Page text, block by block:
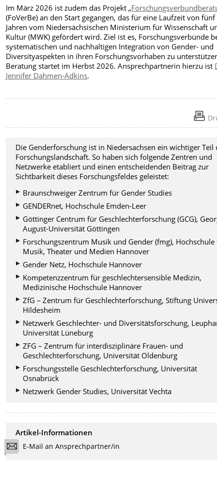
Im März 2026 ist zudem das Projekt „
(FoVerBe) an den Start gegangen, das für eine Laufzeit von fünf
Jahren vom Niedersächsischen Ministerium für Wissenschaft
Kultur (MWK) gefördert wird. Ziel ist es, Forschungsverbünde
systematischen und nachhaltigen Integration von Gender- und
Diversityaspekten in ihren Forschungsvorhaben zu
Beratung startet im Herbst 2026. Ansprechpartnerin hierzu ist
Jennifer Dahmen-Adkins.
Die Genderforschung ist in Niedersachsen ein wichtiger Teil
Forschungslandschaft. So haben sich folgende Zentren und
Netzwerke etabliert und einen entscheidenden Beitrag zur
Sichtbarkeit dieses Forschungsfeldes geleistet:
Braunschweiger Zentrum für Gender Studies
GENDERnet, Hochschule Emden-Leer
Göttinger Centrum für Geschlechterforschung (GCG),
August-Universität Göttingen
Forschungszentrum Musik und Gender (fmg),
Musik, Theater und Medien Hannover
Gender Netz, Hochschule Hannover
Kompetenzzentrum für geschlechtersensible Medizin,
Medizinische Hochschule Hannover
ZfG – Zentrum für Geschlechterforschung, Stiftung
Hildesheim
Netzwerk Geschlechter- und Diversitätsforschung,
Universität Lüneburg
ZFG – Zentrum für interdisziplinäre Frauen- und
Geschlechterforschung, Universität Oldenburg
Forschungsstelle Geschlechterforschung, Universität
Osnabrück
Netzwerk Gender Studies, Universität Vechta
Artikel-Informationen
E-Mail an Ansprechpartner/in